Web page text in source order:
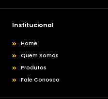
Institucional
Home
Quem Somos
Produtos
Fale Conosco